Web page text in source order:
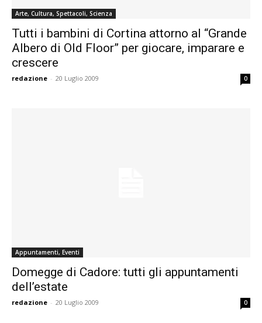
Arte, Cultura, Spettacoli, Scienza
Tutti i bambini di Cortina attorno al “Grande
Albero di Old Floor” per giocare, imparare e
crescere
redazione - 20 Luglio 2009 0
Appuntamenti, Eventi
Domegge di Cadore: tutti gli appuntamenti
dell’estate
redazione - 20 Luglio 2009 0